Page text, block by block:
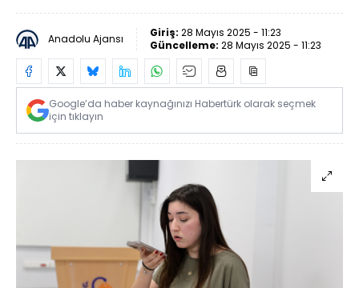
Anadolu Ajansı Giriş: 28 Mayıs 2025 - 11:23
Güncelleme: 28 Mayıs 2025 - 11:23
Google’da haber kaynağınızı Habertürk olarak seçmek
için tıklayın